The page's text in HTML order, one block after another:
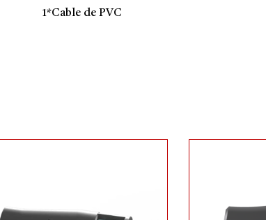
1*Cable de PVC